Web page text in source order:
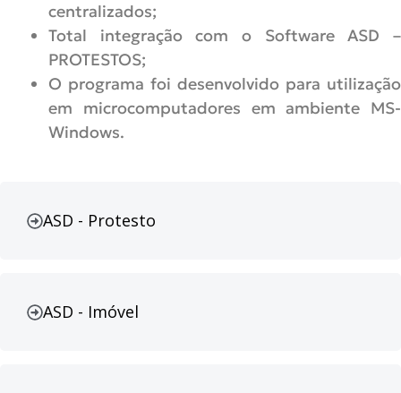
ASD - Protesto
ASD - Imóvel
centralizados;
Total integração com o Software ASD –
PROTESTOS;
O programa foi desenvolvido para utilização
em microcomputadores em ambiente MS-
Windows.